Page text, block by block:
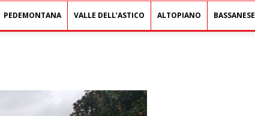
PEDEMONTANA VALLE DELL’ASTICO ALTOPIANO BASSANESE